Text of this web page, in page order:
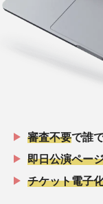
審査不要で誰
即日公演ペー
チケット電子